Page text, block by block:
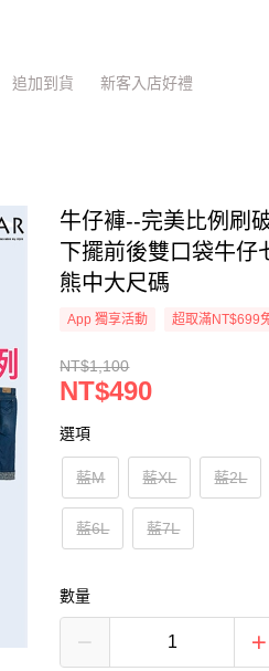
追加到貨 新客入店好禮
牛仔褲--完美比例刷
下擺前後雙口袋牛仔
熊中大尺碼
App 獨享活動 超取滿NT$699
NT$1,100
NT$490
選項
藍M 藍XL 藍2L
藍6L 藍7L
數量